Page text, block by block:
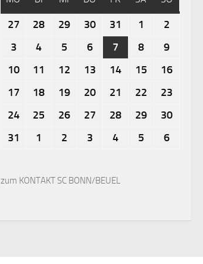
27 28 29 30 31 1
2
3
4 5 6 7 8
9
10
11 12 13 14 15
16
17
18 19 20 21 22
23
24
25 26 27 28 29
30
31
1 2 3 4 5 6
zum KONTAKT SC BONN/BEUEL